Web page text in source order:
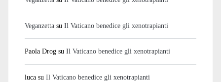
Veganzettasu Il Vaticano benedice gli xenotrapianti
Paola Drogsu Il Vaticano benedice gli xenotrapianti
lucasu Il Vaticano benedice gli xenotrapianti